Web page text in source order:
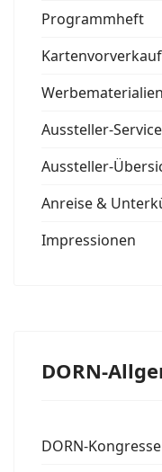
Programmheft
Kartenvorverkauf
Werbematerialien
Aussteller-Service
Aussteller-
Anreise &
Impressionen
DORN-
DORN-Kongresse